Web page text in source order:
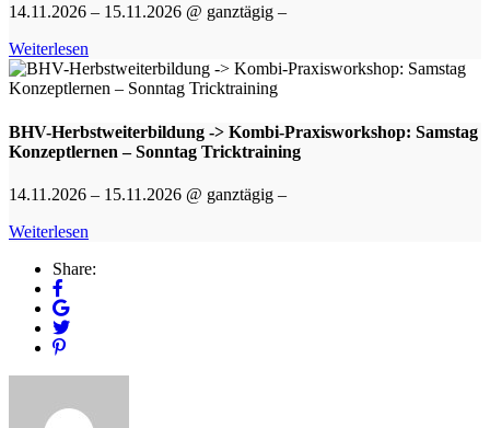
14.11.2026 – 15.11.2026 @ ganztägig –
Weiterlesen
BHV-Herbstweiterbildung -> Kombi-Praxisworkshop: Samstag
Konzeptlernen – Sonntag Tricktraining
14.11.2026 – 15.11.2026 @ ganztägig –
Weiterlesen
Share: